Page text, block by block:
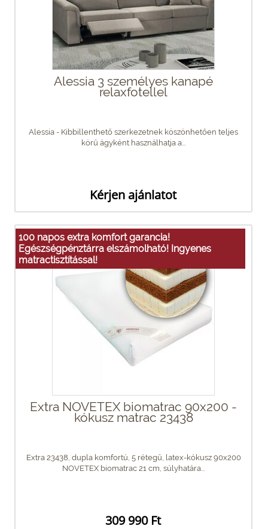
Alessia 3 személyes kanapé
relaxfotellel
Alessia - Kibbillenthető szerkezetnek köszönhetően teljes
körű ágyként használhatja a...
Kérjen ajánlatot
100 napos extra komfort garancia!
Egészségpénztárra elszámolható! Ingyenes
matractisztítással!
Extra NOVETEX biomatrac 90x200 -
kókusz matrac 23438
Extra 23438, dupla komfortú, 5 rétegű, latex-kókusz 90x200
NOVETEX biomatrac 21 cm, súlyhatára...
309 990 Ft